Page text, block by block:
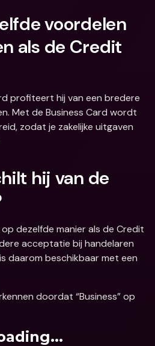
voordelen
als de Credit
profiteert hij van een bredere
Met de Business Card wordt
zodat je zakelijke uitgaven
hij van de
dezelfde manier als de Credit
acceptatie bij handelaren
doordat “Business” op